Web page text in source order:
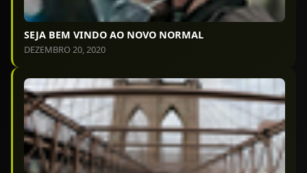
SEJA BEM VINDO AO NOVO NORMAL
DEZEMBRO 20, 2020